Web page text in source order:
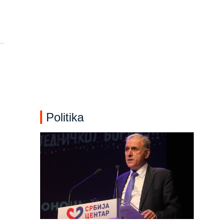
Politika